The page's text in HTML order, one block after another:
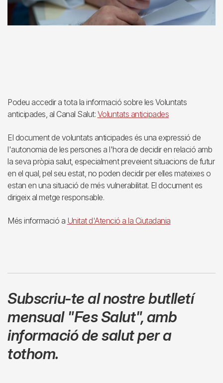
Podeu accedir a tota la informació sobre les Voluntats
anticipades, al Canal Salut: Voluntats anticipades
El document de voluntats anticipades és una expressió de
l'autonomia de les persones a l'hora de decidir en relació amb
la seva pròpia salut, especialment preveient situacions de futur
en el qual, pel seu estat, no poden decidir per elles mateixes o
estan en una situació de més vulnerabilitat. El document es
dirigeix al metge responsable.
Més informació a Unitat d'Atenció a la Ciutadania
Subscriu-te al nostre butlletí
mensual "Fes Salut",amb
informació de salut per a
tothom.